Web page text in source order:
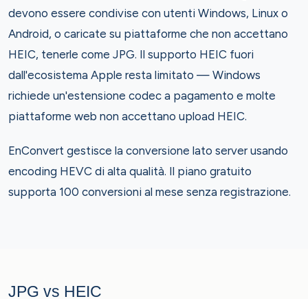
devono essere condivise con utenti Windows, Linux o
Android, o caricate su piattaforme che non accettano
HEIC, tenerle come JPG. Il supporto HEIC fuori
dall'ecosistema Apple resta limitato — Windows
richiede un'estensione codec a pagamento e molte
piattaforme web non accettano upload HEIC.
EnConvert gestisce la conversione lato server usando
encoding HEVC di alta qualità. Il piano gratuito
supporta 100 conversioni al mese senza registrazione.
JPG vs HEIC